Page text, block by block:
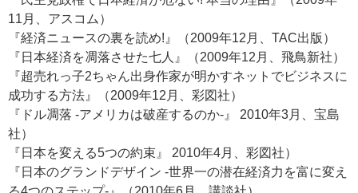
11月、アスコム）
『経済ニュースの裏を読め!』（2009年12月、TAC出版）
『日本経済を凋落させた七人』（2009年12月、飛鳥新社）
『超売れっ子2ちゃん出身作家が明かすネットでビジネスに
成功する方法』（2009年12月、彩図社）
『ドル凋落 -アメリカは破産するのか-』 2010年3月、宝島
社）
『日本を変える5つの約束』 2010年4月、彩図社）
『日本のグランドデザイン -世界一の潜在経済力を富に変え